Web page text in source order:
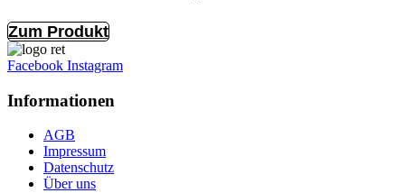
Zum Produkt
Facebook Instagram
Informationen
AGB
Impressum
Datenschutz
Über uns